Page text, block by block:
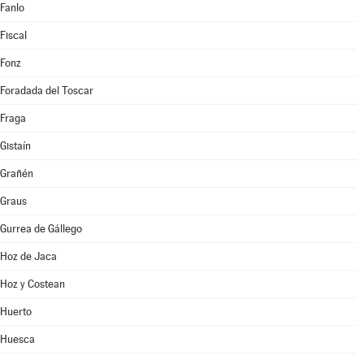
Fanlo
Fiscal
Fonz
Foradada del Toscar
Fraga
Gistaín
Grañén
Graus
Gurrea de Gállego
Hoz de Jaca
Hoz y Costean
Huerto
Huesca